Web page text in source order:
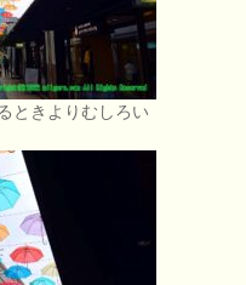
ときよりむしろい